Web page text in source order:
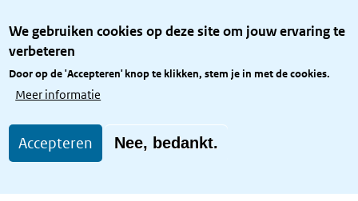
We gebruiken cookies op deze site om jouw ervaring te
verbeteren
Door op de 'Accepteren' knop te klikken, stem je in met de cookies.
Meer informatie
Accepteren Nee, bedankt.
Privacy
Toegang site openbaar
Toegankelijkheid